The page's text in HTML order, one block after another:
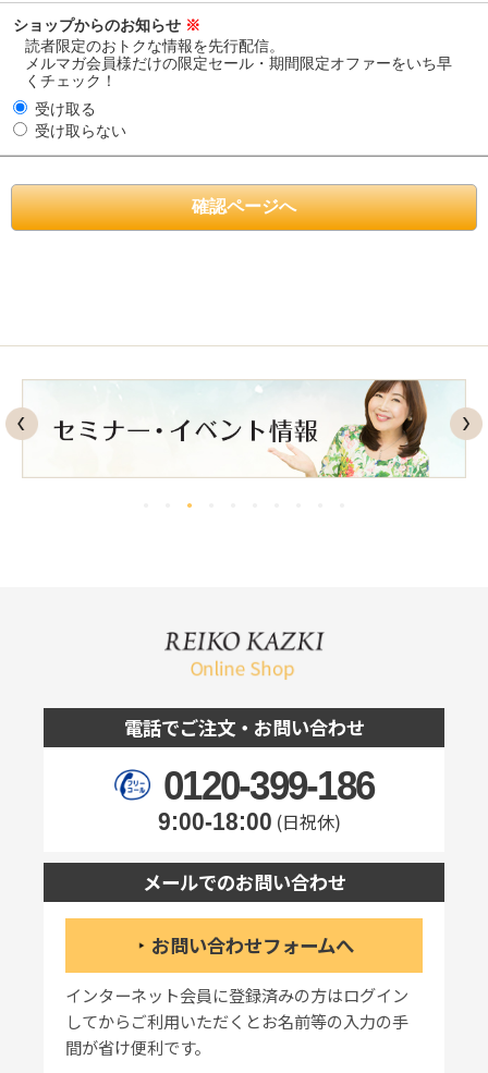
ショップからのお知らせ ※
読者限定のおトクな情報を先行配信。
メルマガ会員様だけの限定セール・期間限定オファーをいち早
くチェック！
受け取る
受け取らない
電話でご注文・お問い合わせ
0120-399-186
9:00-18:00 (日祝休)
メールでのお問い合わせ
お問い合わせフォームへ
インターネット会員に登録済みの方はログイン
してからご利用いただくとお名前等の入力の手
間が省け便利です。